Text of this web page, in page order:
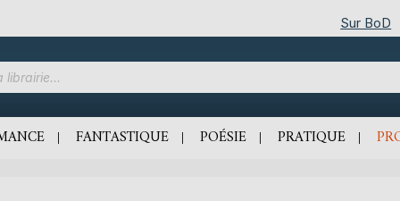
Sur BoD
FANTASTIQUE POÉSIE PRATIQUE